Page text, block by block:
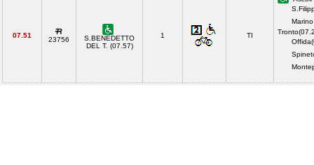
07.51
23756
S.BENEDETTO
DEL T. (07.57)
1 TI